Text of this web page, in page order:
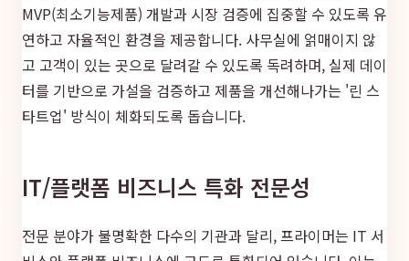
MVP(최소기능제품) 개발과 시장 검증에 집중할 수 있도록 유
연하고 자율적인 환경을 제공합니다. 사무실에 얽매이지 않
고 고객이 있는 곳으로 달려갈 수 있도록 독려하며, 실제 데이
터를 기반으로 가설을 검증하고 제품을 개선해나가는 '린 스
타트업' 방식이 체화되도록 돕습니다.
IT/플랫폼 비즈니스 특화 전문성
전문 분야가 불명확한 다수의 기관과 달리, 프라이머는 IT 서